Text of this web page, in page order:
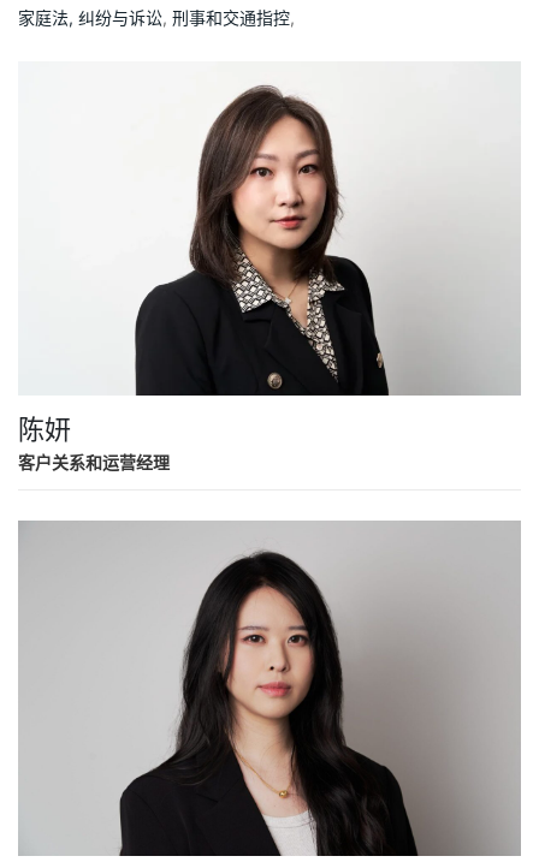
家庭法, 纠纷与诉讼, 刑事和交通指控,
陈妍
客户关系和运营经理